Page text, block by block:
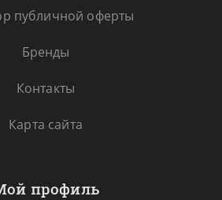
публичной оферты
Бренды
Контакты
Карта сайта
профиль